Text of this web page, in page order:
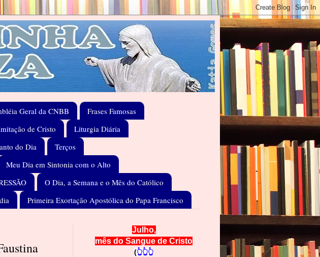
Geral da CNBB
Frases Famosas
de Cristo
Liturgia Diária
do Dia
Terços
Meu Dia em Sintonia com o Alto
O Dia, a Semana e o Mês do Católico
Primeira Exortação Apostólica do Papa Francisco
Julho,
mês do Sangue de Cristo
(👆👆👆